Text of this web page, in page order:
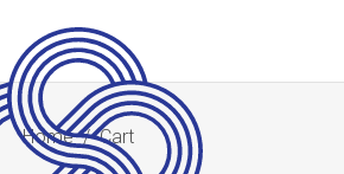
Home/Cart